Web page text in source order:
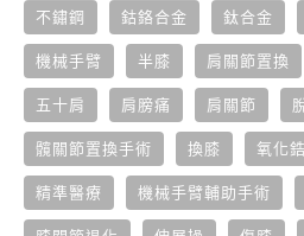
不鏽鋼 鈷鉻合金 鈦合金
機械手臂 半膝 肩關節置換
五十肩 肩膀痛 肩關節
髖關節置換手術 換膝 氧化鋯
精準醫療 機械手臂輔助手術